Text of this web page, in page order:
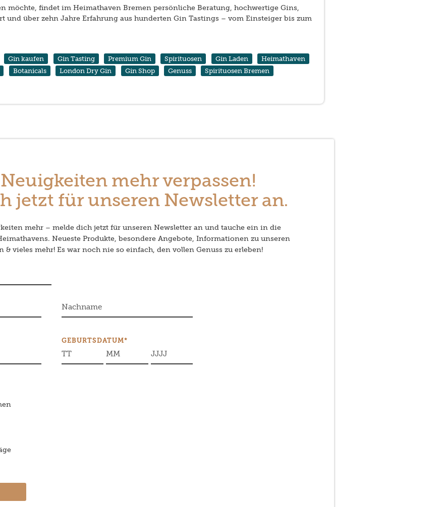
möchte, findet im Heimathaven Bremen persönliche Beratung, hochwertige Gins,
und über zehn Jahre Erfahrung aus hunderten Gin Tastings – vom Einsteiger bis zum
Gin kaufen Gin Tasting Premium Gin Spirituosen Gin Laden
Heimathaven
Botanicals London Dry Gin Gin Shop Genuss
Spirituosen Bremen
mehr verpassen!
jetzt für unseren Newsletter an.
mehr – melde dich jetzt für unseren Newsletter an und tauche ein in die
Neueste Produkte, besondere Angebote, Informationen zu unseren
& vieles mehr! Es war noch nie so einfach, den vollen Genuss zu erleben!
GEBURTSDATUM*